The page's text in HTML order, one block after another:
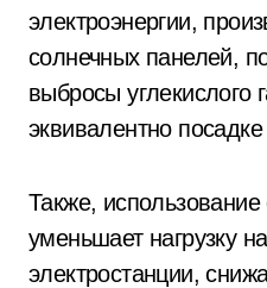
электроэнергии,
солнечных панелей,
выбросы углекислого
эквивалентно
Также,
уменьшает нагрузку
электростанции,